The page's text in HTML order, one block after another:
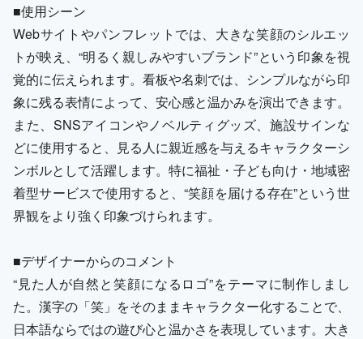
■使用シーン
Webサイトやパンフレットでは、大きな笑顔のシルエッ
トが映え、“明るく親しみやすいブランド”という印象を視
覚的に伝えられます。看板や名刺では、シンプルながら印
象に残る表情によって、安心感と温かみを演出できます。
また、SNSアイコンやノベルティグッズ、施設サインな
どに使用すると、見る人に親近感を与えるキャラクターシ
ンボルとして活躍します。特に福祉・子ども向け・地域密
着型サービスで使用すると、“笑顔を届ける存在”という世
界観をより強く印象づけられます。
■デザイナーからのコメント
“見た人が自然と笑顔になるロゴ”をテーマに制作しまし
た。漢字の「笑」をそのままキャラクター化することで、
日本語ならではの遊び心と温かさを表現しています。大き